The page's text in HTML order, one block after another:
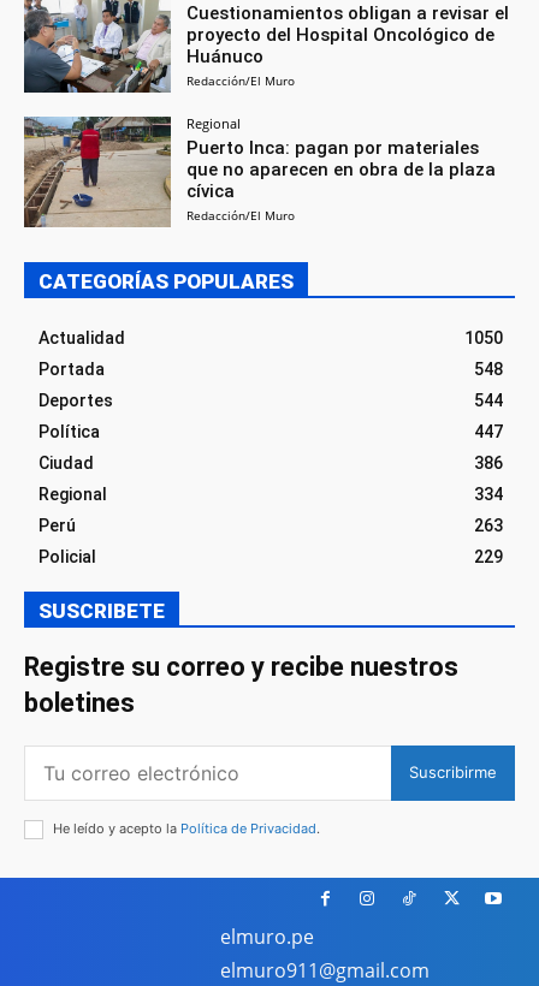
Cuestionamientos obligan a revisar el
proyecto del Hospital Oncológico de
Huánuco
Redacción/El Muro
Regional
Puerto Inca: pagan por materiales
que no aparecen en obra de la plaza
cívica
Redacción/El Muro
CATEGORÍAS POPULARES
Actualidad
1050
Portada
548
Deportes
544
Política
447
Ciudad
386
Regional
334
Perú
263
Policial
229
SUSCRIBETE
Registre su correo y recibe nuestros
boletines
Suscribirme
He leído y acepto la Política de Privacidad.
elmuro.pe
elmuro911@gmail.com